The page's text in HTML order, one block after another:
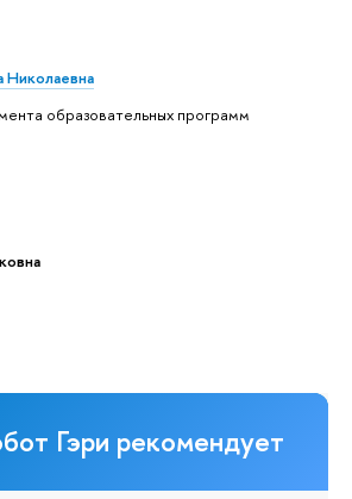
Николаевна
образовательных программ
Гэри рекомендует